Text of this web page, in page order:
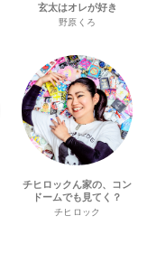
玄太はオレが好き
野原くろ
チヒロックん家の、コン
ドームでも見てく？
チヒロック